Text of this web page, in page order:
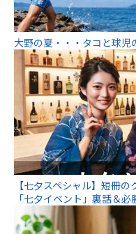
大野の夏・・・タコと球児
【七夕スペシャル】短冊
「七夕イベント」裏話＆必